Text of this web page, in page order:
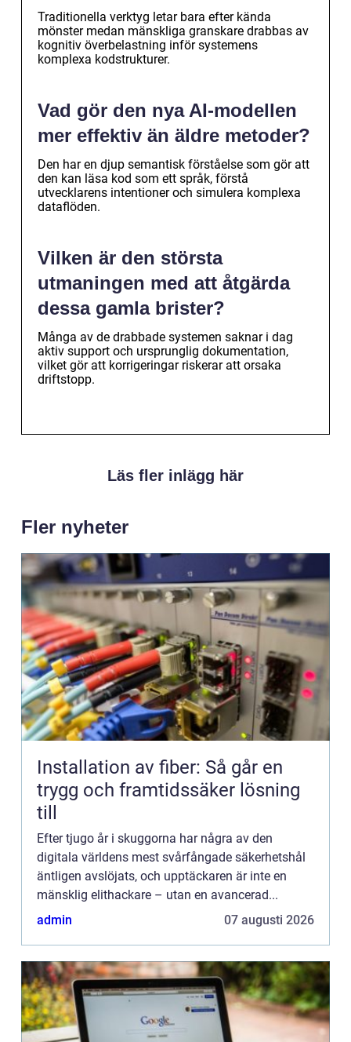
Traditionella verktyg letar bara efter kända
mönster medan mänskliga granskare drabbas av
kognitiv överbelastning inför systemens
komplexa kodstrukturer.
Vad gör den nya AI-modellen
mer effektiv än äldre metoder?
Den har en djup semantisk förståelse som gör att
den kan läsa kod som ett språk, förstå
utvecklarens intentioner och simulera komplexa
dataflöden.
Vilken är den största
utmaningen med att åtgärda
dessa gamla brister?
Många av de drabbade systemen saknar i dag
aktiv support och ursprunglig dokumentation,
vilket gör att korrigeringar riskerar att orsaka
driftstopp.
Läs fler inlägg här
Fler nyheter
Installation av fiber: Så går en
trygg och framtidssäker lösning
till
Efter tjugo år i skuggorna har några av den
digitala världens mest svårfångade säkerhetshål
äntligen avslöjats, och upptäckaren är inte en
mänsklig elithackare – utan en avancerad...
admin
07 augusti 2026